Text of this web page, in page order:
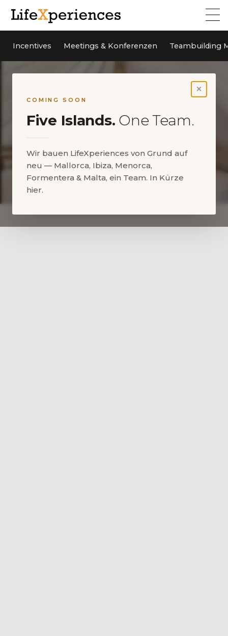
Incentives Meetings & Konferenzen Teambuilding
×
COMING SOON
Five Islands. One Team.
Wir bauen LifeXperiences von Grund auf
neu — Mallorca, Ibiza, Menorca,
Formentera & Malta, ein Team. In Kürze
hier.